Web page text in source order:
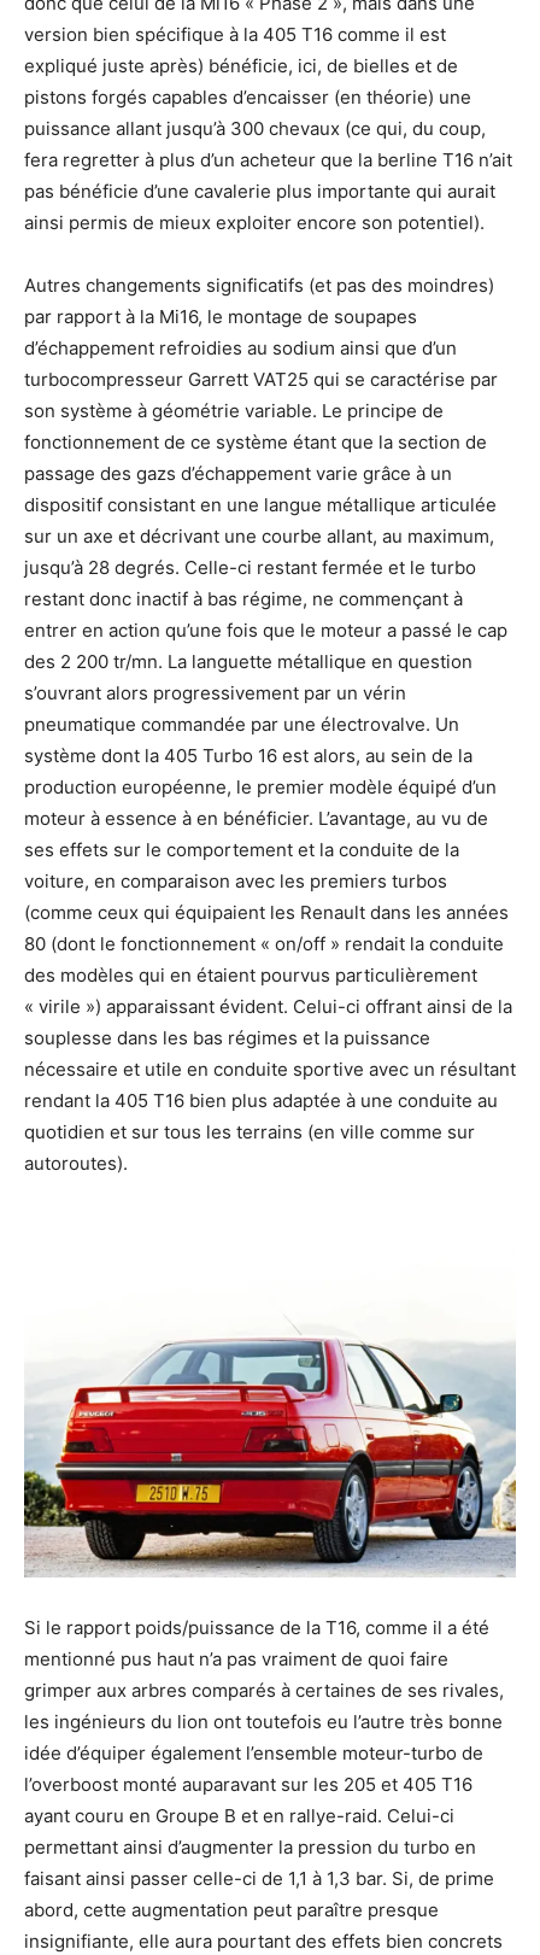
version bien spécifique à la 405 T16 comme il est
expliqué juste après) bénéficie, ici, de bielles et de
pistons forgés capables d’encaisser (en théorie) une
puissance allant jusqu’à 300 chevaux (ce qui, du coup,
fera regretter à plus d’un acheteur que la berline T16 n’ait
pas bénéficie d’une cavalerie plus importante qui aurait
ainsi permis de mieux exploiter encore son potentiel).
Autres changements significatifs (et pas des moindres)
par rapport à la Mi16, le montage de soupapes
d’échappement refroidies au sodium ainsi que d’un
turbocompresseur Garrett VAT25 qui se caractérise par
son système à géométrie variable. Le principe de
fonctionnement de ce système étant que la section de
passage des gazs d’échappement varie grâce à un
dispositif consistant en une langue métallique articulée
sur un axe et décrivant une courbe allant, au maximum,
jusqu’à 28 degrés. Celle-ci restant fermée et le turbo
restant donc inactif à bas régime, ne commençant à
entrer en action qu’une fois que le moteur a passé le cap
des 2 200 tr/mn. La languette métallique en question
s’ouvrant alors progressivement par un vérin
pneumatique commandée par une électrovalve. Un
système dont la 405 Turbo 16 est alors, au sein de la
production européenne, le premier modèle équipé d’un
moteur à essence à en bénéficier. L’avantage, au vu de
ses effets sur le comportement et la conduite de la
voiture, en comparaison avec les premiers turbos
(comme ceux qui équipaient les Renault dans les années
80 (dont le fonctionnement « on/off » rendait la conduite
des modèles qui en étaient pourvus particulièrement
« virile ») apparaissant évident. Celui-ci offrant ainsi de la
souplesse dans les bas régimes et la puissance
nécessaire et utile en conduite sportive avec un résultant
rendant la 405 T16 bien plus adaptée à une conduite au
quotidien et sur tous les terrains (en ville comme sur
autoroutes).
Si le rapport poids/puissance de la T16, comme il a été
mentionné pus haut n’a pas vraiment de quoi faire
grimper aux arbres comparés à certaines de ses rivales,
les ingénieurs du lion ont toutefois eu l’autre très bonne
idée d’équiper également l’ensemble moteur-turbo de
l’overboost monté auparavant sur les 205 et 405 T16
ayant couru en Groupe B et en rallye-raid. Celui-ci
permettant ainsi d’augmenter la pression du turbo en
faisant ainsi passer celle-ci de 1,1 à 1,3 bar. Si, de prime
abord, cette augmentation peut paraître presque
insignifiante, elle aura pourtant des effets bien concrets